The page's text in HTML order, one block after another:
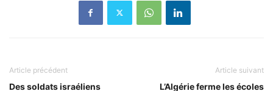
Article précédent
Des soldats israéliens
Article suivant
L’Algérie ferme les écoles